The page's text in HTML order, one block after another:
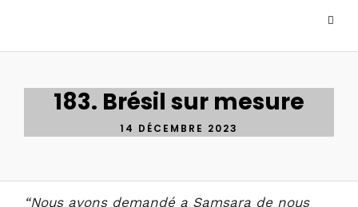
183. Brésil sur mesure
14 DÉCEMBRE 2023
“Nous avons demandé a Samsara de nous